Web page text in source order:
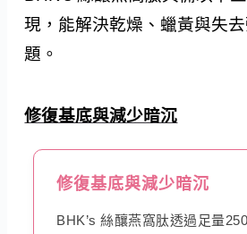
現，能解決乾燥、蠟黃與失
題。
修復基底與減少暗沉
修復基底與減少暗沉
BHK’s 絲釀燕窩肽透過足量